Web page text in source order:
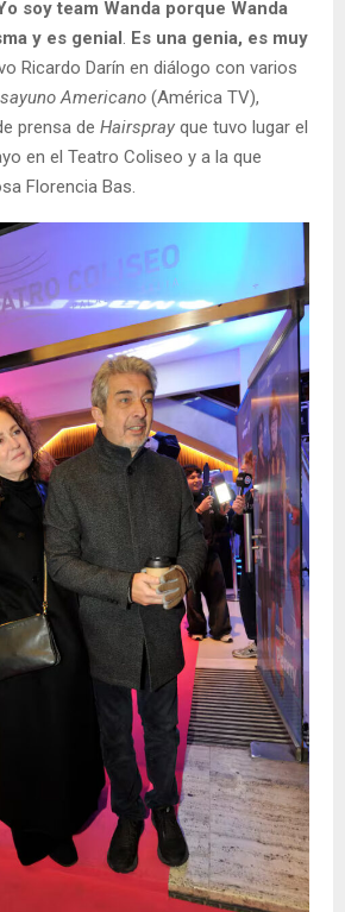
soy team Wanda porque Wanda
y es genial . Es una genia, es muy
Ricardo Darín en diálogo con varios
Americano (América TV),
prensa de Hairspray que tuvo lugar el
en el Teatro Coliseo y a la que
Florencia Bas.